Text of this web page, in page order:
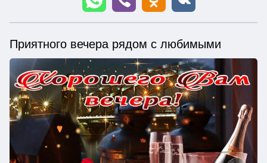
Приятного вечера рядом с любимыми